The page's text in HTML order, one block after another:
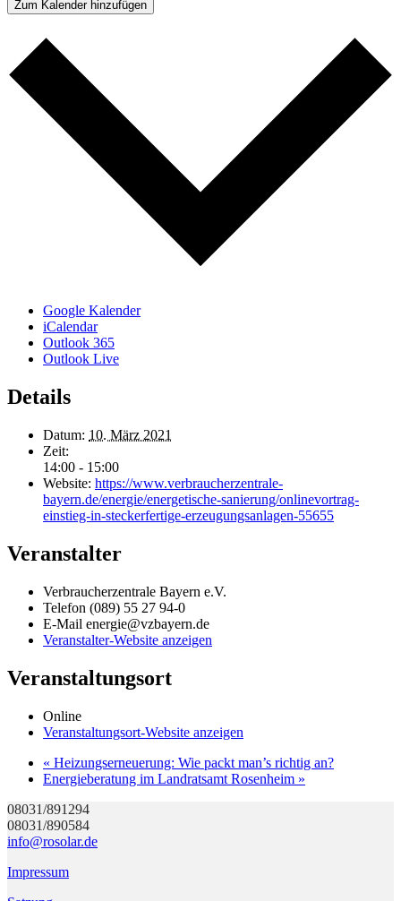
Zum Kalender hinzufügen
Google Kalender
iCalendar
Outlook 365
Outlook Live
Details
Datum: 10. März 2021
Zeit:
14:00 - 15:00
Website: https://www.verbraucherzentrale-
bayern.de/energie/energetische-sanierung/onlinevortrag-
einstieg-in-steckerfertige-erzeugungsanlagen-55655
Veranstalter
Verbraucherzentrale Bayern e.V.
Telefon (089) 55 27 94-0
E-Mail energie@vzbayern.de
Veranstalter-Website anzeigen
Veranstaltungsort
Online
Veranstaltungsort-Website anzeigen
« Heizungserneuerung: Wie packt man’s richtig an?
Energieberatung im Landratsamt Rosenheim »
08031/891294
08031/890584
info@rosolar.de
Impressum